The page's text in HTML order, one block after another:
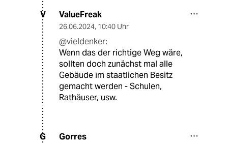
V ValueFreak
26.06.2024, 10:40 Uhr
@vieldenker:
Wenn das der richtige Weg wäre,
sollten doch zunächst mal alle
Gebäude im staatlichen Besitz
gemacht werden - Schulen,
Rathäuser, usw.
G Gorres